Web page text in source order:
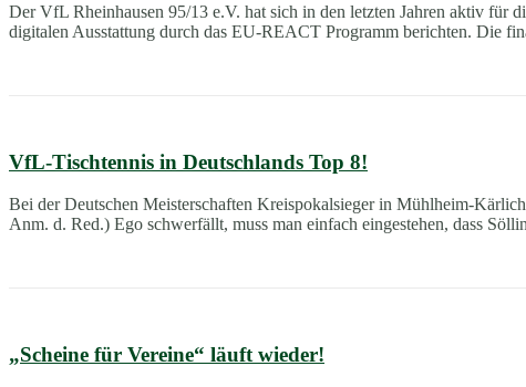
Der VfL Rheinhausen 95/13 e.V. hat sich in den letzten Jahren aktiv für
digitalen Ausstattung durch das EU-REACT Programm berichten. Die
VfL-Tischtennis in Deutschlands Top 8!
Bei der Deutschen Meisterschaften Kreispokalsieger in Mühlheim-
Anm. d. Red.) Ego schwerfällt, muss man einfach eingestehen, dass
„Scheine für Vereine“ läuft wieder!